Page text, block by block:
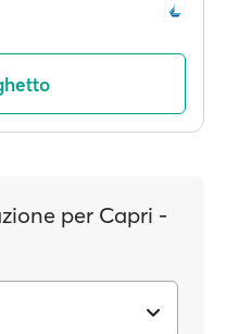
per Capri -